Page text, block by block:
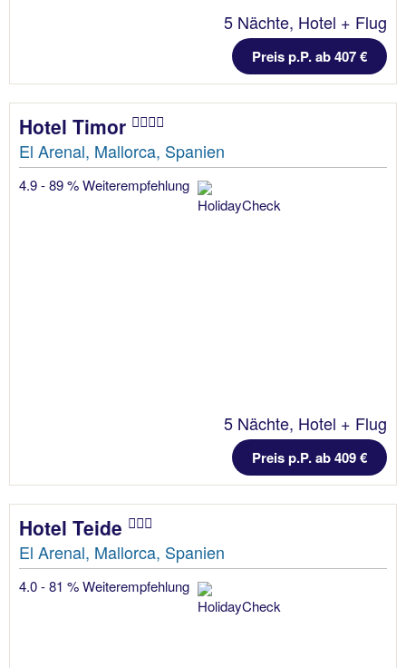
5 Nächte, Hotel + Flug
Preis p.P. ab 407 €
Hotel Timor
El Arenal, Mallorca, Spanien
4.9 - 89 % Weiterempfehlung
5 Nächte, Hotel + Flug
Preis p.P. ab 409 €
Hotel Teide
El Arenal, Mallorca, Spanien
4.0 - 81 % Weiterempfehlung